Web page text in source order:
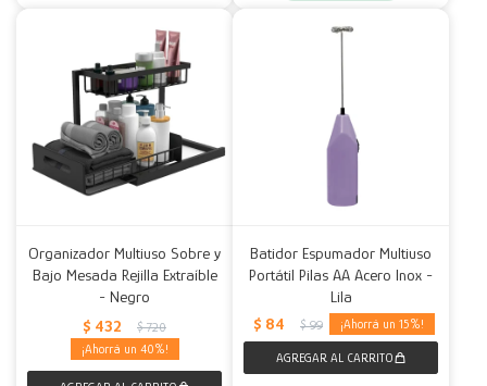
Organizador Multiuso Sobre y
Bajo Mesada Rejilla Extraíble
- Negro
$ 432 $ 720
40
Batidor Espumador Multiuso
Portátil Pilas AA Acero Inox -
Lila
$ 84 $ 99 15